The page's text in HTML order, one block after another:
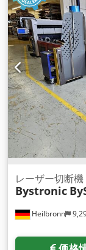
Heilbronn
レーザー切断機
Bystronic